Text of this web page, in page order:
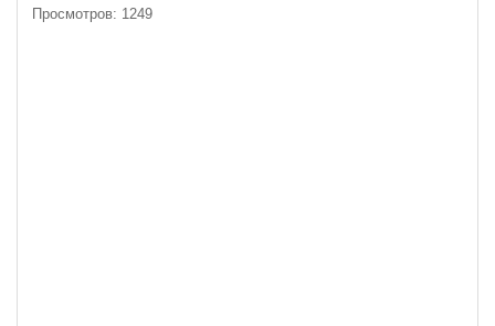
Просмотров: 1249